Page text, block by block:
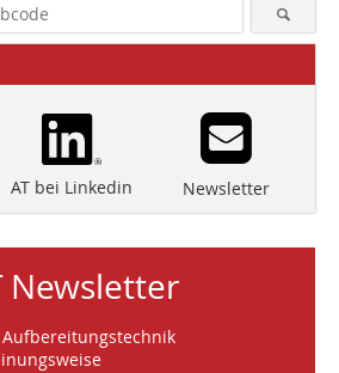
AT bei Linkedin Newsletter
Newsletter